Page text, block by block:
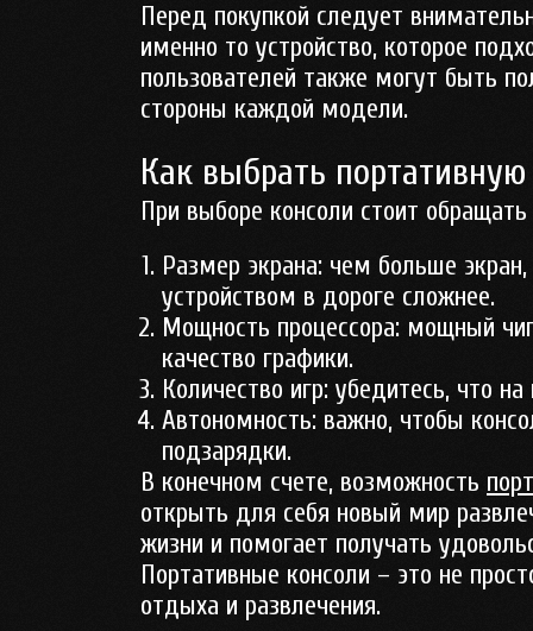
Перед покупкой следует
именно то устройство, которое
пользователей также могут быть
стороны каждой модели.
Как выбрать
При выборе консоли стоит
Размер экрана: чем больше
устройством в дороге сложнее.
Мощность процессора: мощный
качество графики.
Количество игр: убедитесь, что
Автономность: важно, чтобы
подзарядки.
В конечном счете, возможность
открыть для себя новый мир
жизни и помогает получать
Портативные консоли – это не
отдыха и развлечения.